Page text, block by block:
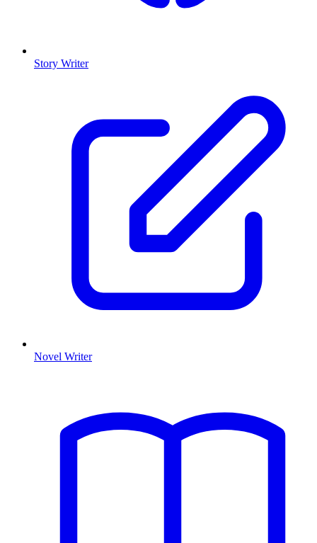
Story Writer
Novel Writer